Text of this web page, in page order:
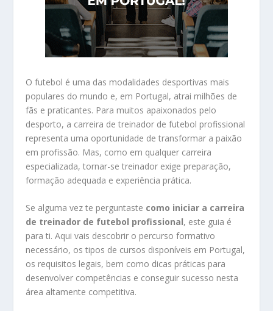
O futebol é uma das modalidades desportivas mais
populares do mundo e, em Portugal, atrai milhões de
fãs e praticantes. Para muitos apaixonados pelo
desporto, a carreira de treinador de futebol profissional
representa uma oportunidade de transformar a paixão
em profissão. Mas, como em qualquer carreira
especializada, tornar-se treinador exige preparação,
formação adequada e experiência prática.
Se alguma vez te perguntaste como iniciar a carreira
de treinador de futebol profissional, este guia é
para ti. Aqui vais descobrir o percurso formativo
necessário, os tipos de cursos disponíveis em Portugal,
os requisitos legais, bem como dicas práticas para
desenvolver competências e conseguir sucesso nesta
área altamente competitiva.